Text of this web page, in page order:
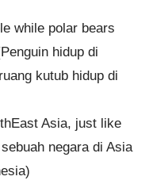
while polar bears
hidup di
kutub hidup di
Asia, just like
negara di Asia